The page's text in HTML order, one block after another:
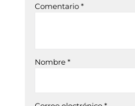
Comentario *
Nombre *